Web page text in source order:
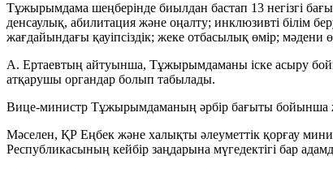
Тұжырымдама шеңберінде биылдан бастап 13 негізгі
денсаулық, абилитация және оңалту; инклюзивті білім
жағдайындағы қауіпсіздік; жеке отбасылық өмір;
А. Ертаевтың айтуынша, Тұжырымдаманы іске асыру
атқарушы органдар болып табылады.
Вице-министр Тұжырымдаманың әрбір бағыты бойынша
Мәселен, ҚР Еңбек және халықты әлеуметтік қорғау
Республикасының кейбір заңдарына мүгедектігі бар